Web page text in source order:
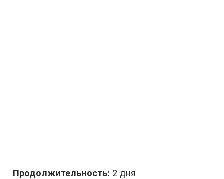
Продолжительность: 2 дня